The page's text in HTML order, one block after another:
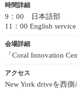
時間詳細
9：00 日本語部
11：00 English service
会場詳細
「Coral Innovation
アクセス
New York driveを西